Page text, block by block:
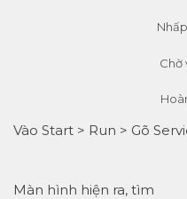
Nhấp
Chờ
Vào Start > Run > Gõ
Màn hình hiện ra, tìm